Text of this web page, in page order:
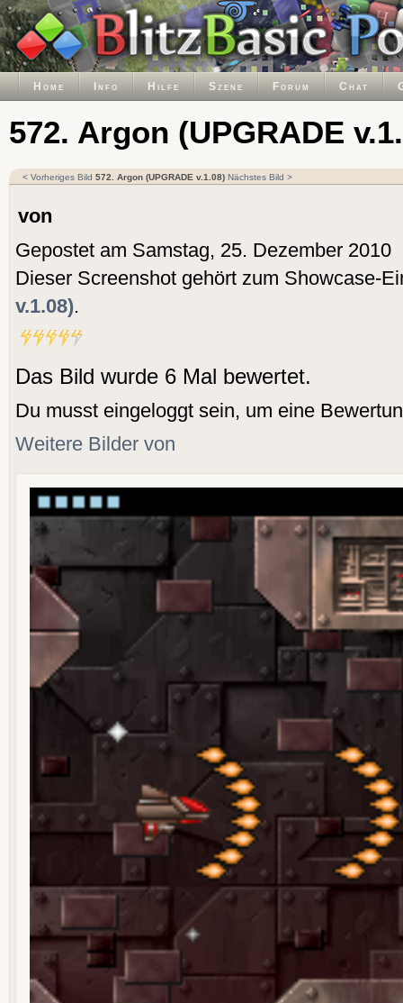
Home Info Hilfe Szene Forum Chat
572. Argon (UPGRADE
< Vorheriges Bild 572. Argon (UPGRADE v.1.08) Nächstes Bild >
von
Gepostet am Samstag, 25. Dezember 2010
Dieser Screenshot gehört zum Showcase-
v.1.08).
Das Bild wurde 6 Mal bewertet.
Du musst eingeloggt sein, um eine
Weitere Bilder von